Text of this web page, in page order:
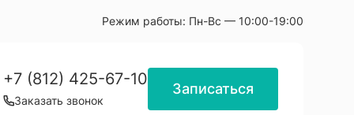
Режим работы: Пн-Вс — 10:00-19:00
+7 (812) 425-67-10
Заказать звонок
Записаться